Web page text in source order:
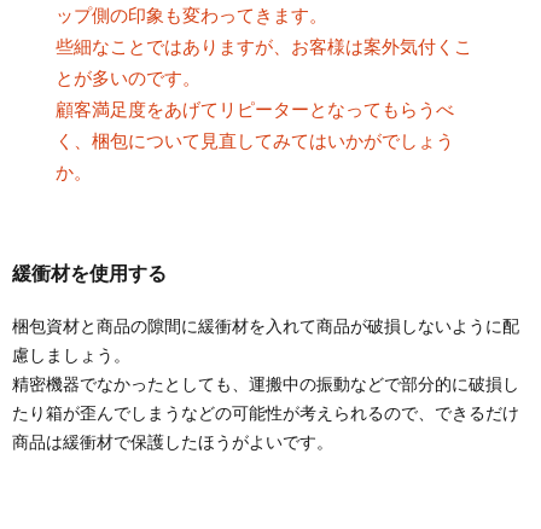
ップ側の印象も変わってきます。
些細なことではありますが、お客様は案外気付くこ
とが多いのです。
顧客満足度をあげてリピーターとなってもらうべ
く、梱包について見直してみてはいかがでしょう
か。
緩衝材を使用する
梱包資材と商品の隙間に緩衝材を入れて商品が破損しないように配
慮しましょう。
精密機器でなかったとしても、運搬中の振動などで部分的に破損し
たり箱が歪んでしまうなどの可能性が考えられるので、できるだけ
商品は緩衝材で保護したほうがよいです。